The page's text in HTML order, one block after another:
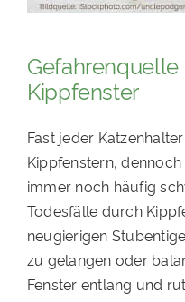
Gefahrenquelle
Kippfenster
Fast jeder
Kippfenstern,
immer noch häufig
Todesfälle durch
neugierigen
zu gelangen oder
Fenster entlang und